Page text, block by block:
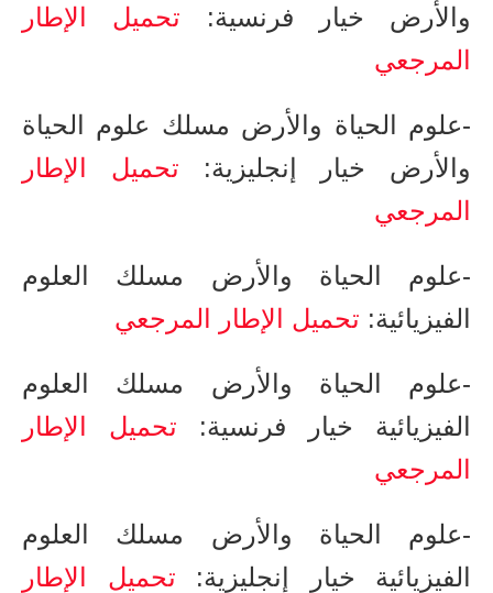
والأرض خيار فرنسية: تحميل الإطار
المرجعي
-علوم الحياة والأرض مسلك علوم الحياة
والأرض خيار إنجليزية​: تحميل الإطار
المرجعي
-علوم الحياة والأرض مسلك العلوم
الفيزيائية​​: تحميل الإطار المرجعي
-علوم الحياة والأرض ​مسلك العلوم
الفيزيائية خيار فرنسية​​: تحميل الإطار
المرجعي
-علوم الحياة والأرض مسلك العلوم
الفيزيائية خيار إنجليزية​​​: تحميل الإطار